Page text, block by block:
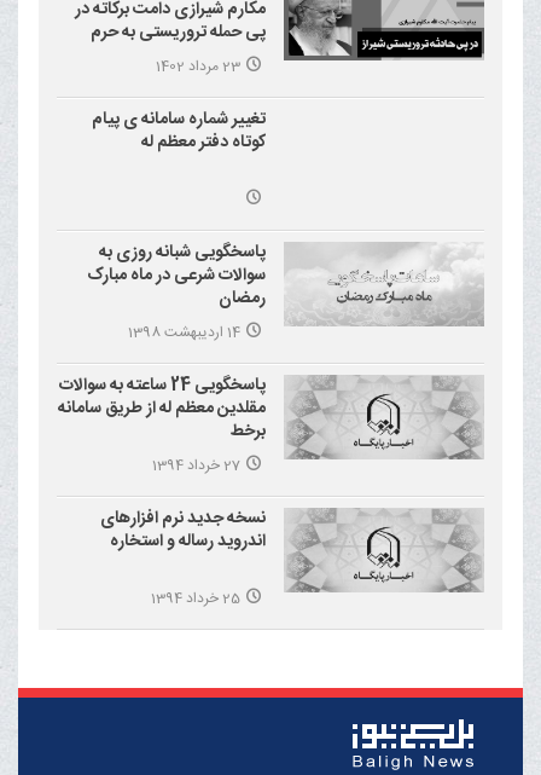
مکارم شیرازی دامت برکاته در
پی حمله تروریستی به حرم
احمد بن موسی علیه السلام
(شاهچراغ)
23 مرداد 1402
تغییر شماره سامانه ی پیام
کوتاه دفتر معظم له
پاسخگویی شبانه روزی به
سوالات شرعی در ماه مبارک
رمضان
14 اردیبهشت 1398
پاسخگویی 24 ساعته به سوالات
مقلدین معظم له از طریق سامانه
برخط
27 خرداد 1394
نسخه جدید نرم افزارهای
اندروید رساله و استخاره
25 خرداد 1394